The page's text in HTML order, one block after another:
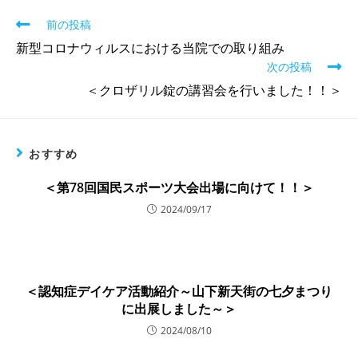
前の投稿
新型コロナウィルスにおける当院での取り組み
次の投稿
＜クロザリル錠の講習会を行いました！！＞
おすすめ
＜第78回国民スポーツ大会出場に向けて！！＞
2024/09/17
＜認知症デイケア活動紹介～山下新天街の七夕まつり
に出展しました～＞
2024/08/10